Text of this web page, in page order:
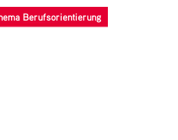
Berufsorientierung